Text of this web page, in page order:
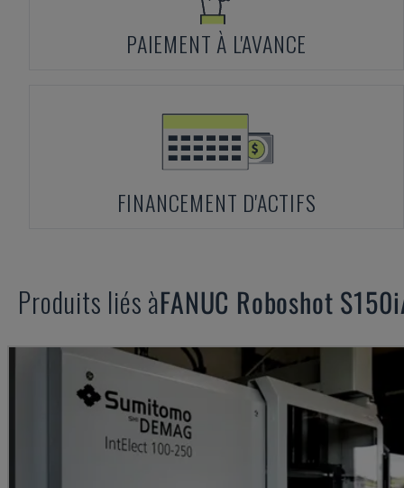
PAIEMENT À L'AVANCE
FINANCEMENT D'ACTIFS
Produits liés àFANUC Roboshot